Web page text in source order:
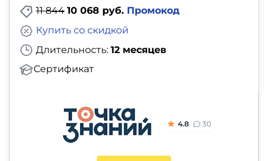
11 844 10 068 руб. Промокод
Длительность: 12 месяцев
Сертификат
Купить со скидкой
4.8 30